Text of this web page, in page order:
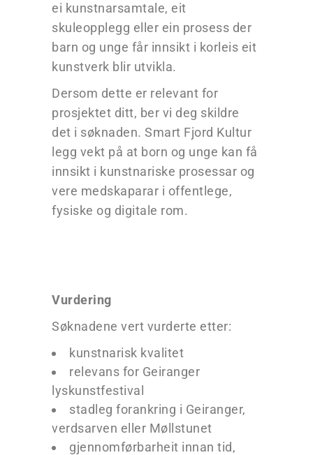
ei kunstnarsamtale, eit
skuleopplegg eller ein prosess der
barn og unge får innsikt i korleis eit
kunstverk blir utvikla.
Dersom dette er relevant for
prosjektet ditt, ber vi deg skildre
det i søknaden. Smart Fjord Kultur
legg vekt på at born og unge kan få
innsikt i kunstnariske prosessar og
vere medskaparar i offentlege,
fysiske og digitale rom.
Vurdering
Søknadene vert vurderte etter:
kunstnarisk kvalitet
relevans for Geiranger
lyskunstfestival
stadleg forankring i Geiranger,
verdsarven eller Møllstunet
gjennomførbarheit innan tid,